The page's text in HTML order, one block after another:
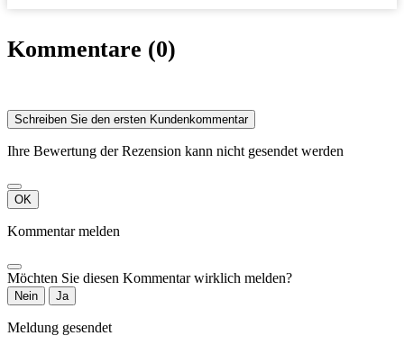
Kommentare (0)
Schreiben Sie den ersten Kundenkommentar
Ihre Bewertung der Rezension kann nicht gesendet werden
OK
Kommentar melden
Möchten Sie diesen Kommentar wirklich melden?
Nein Ja
Meldung gesendet